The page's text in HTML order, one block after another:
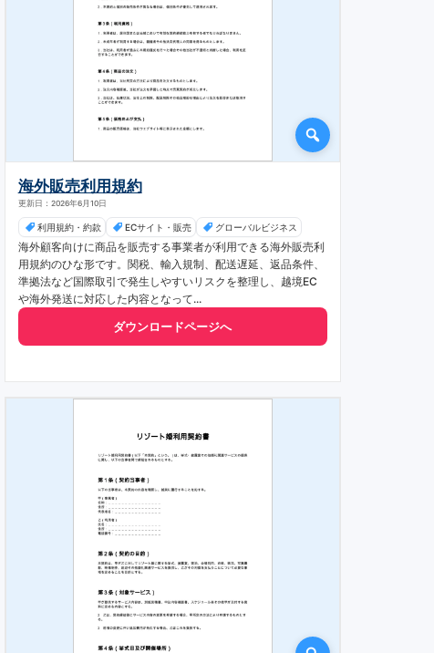
海外販売利用規約
更新日：2026年6月10日
利用規約・約款 ECサイト・販売 グローバルビジネス
海外顧客向けに商品を販売する事業者が利用できる海外販売利
用規約のひな形です。関税、輸入規制、配送遅延、返品条件、
準拠法など国際取引で発生しやすいリスクを整理し、越境EC
や海外発送に対応した内容となって...
ダウンロードページへ